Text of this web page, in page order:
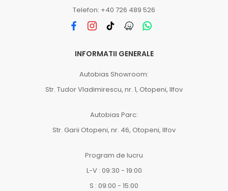
Telefon: +40 726 489 526
INFORMATII GENERALE
Autobias Showroom:
Str. Tudor Vladimirescu, nr. 1, Otopeni, Ilfov
Autobias Parc:
Str. Garii Otopeni, nr. 46, Otopeni, Ilfov
Program de lucru
L-V : 09:30 - 19:00
S : 09:00 - 15:00